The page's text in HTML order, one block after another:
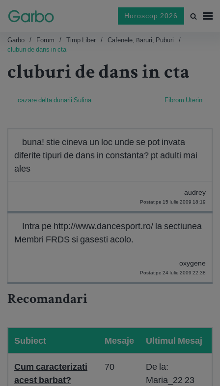
Horoscop 2026
Garbo Forum Timp Liber
Cafenele, Baruri, Puburi
cluburi de dans in cta
cluburi de dans in cta
cazare delta dunarii Sulina Fibrom Uterin
buna! stie cineva un loc unde se pot invata
diferite tipuri de dans in constanta? pt adulti mai
ales
audrey
Postat pe 15 Iulie 2009 18:19
Intra pe http://www.dancesport.ro/ la sectiunea
Membri FRDS si gasesti acolo.
oxygene
Postat pe 24 Iulie 2009 22:38
Recomandari
Subiect Mesaje Ultimul Mesaj
Cum caracterizati
acest barbat?
70
De la:
Maria_22 23